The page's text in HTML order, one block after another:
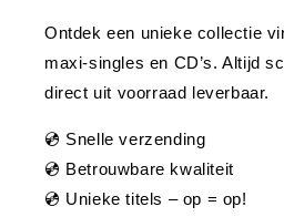
Ontdek een unieke collectie
maxi-singles en CD’s. Altijd
direct uit voorraad leverbaar.
💿 Snelle verzending
💿 Betrouwbare kwaliteit
💿 Unieke titels – op = op!